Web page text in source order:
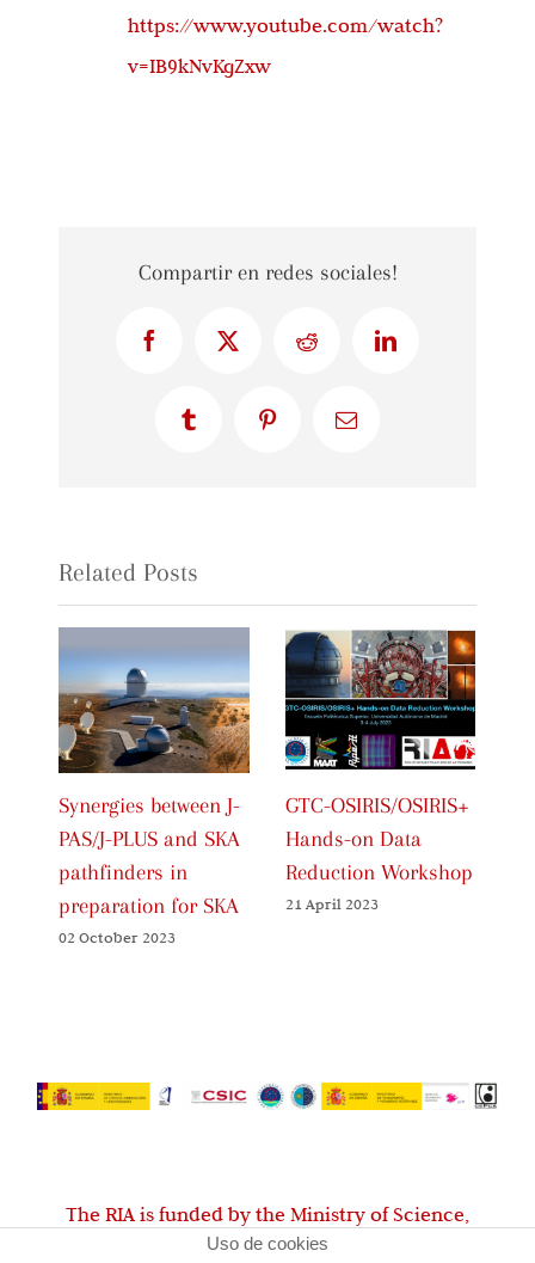
https://www.youtube.com/watch?
v=IB9kNvKgZxw
Compartir en redes sociales!
FacebookX Reddit LinkedIn
Tumblr PinterestEmail
Related Posts
Synergies between J-
PAS/J-PLUS and SKA
pathfinders in
preparation for SKA
02 October 2023
GTC-OSIRIS/OSIRIS+
Hands-on Data
Reduction Workshop
21 April 2023
The RIA is funded by the Ministry of Science,
Innovation and Universities
Uso de cookies